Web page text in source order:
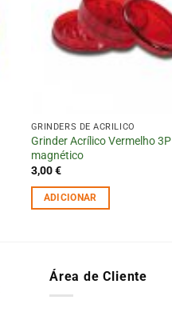
GRINDERS DE ACRÍLICO
Grinder Acrílico Vermelho 3P
magnético
3,00€
ADICIONAR
Área de Cliente